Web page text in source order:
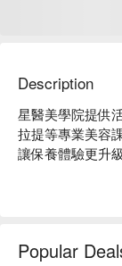
Description
星醫美學院提供
拉提等專業美容
讓保養體驗更升
星醫美學院 中
院 中壢館優惠立
Popular